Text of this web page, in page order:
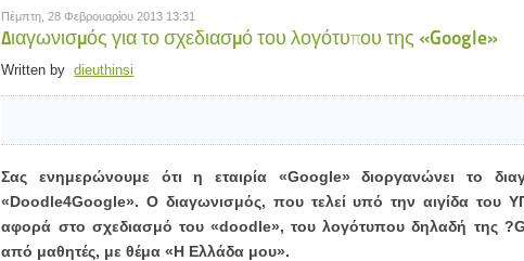
Πέμπτη, 28 Φεβρουαρίου 2013 13:31
Διαγωνισμός για το σχεδιασμό του λογότυπου της «Google»
Written bydieuthinsi
Σας ενημερώνουμε ότι η εταιρία «Google» διοργανώνει το
«Doodle4Google». Ο διαγωνισμός, που τελεί υπό την αιγίδα του
αφορά στο σχεδιασμό του «doodle», του λογότυπου δηλαδή της
από μαθητές, με θέμα «Η Ελλάδα μου».